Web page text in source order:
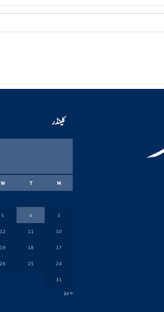
کلینڈر
M
T
W
3
4
5
10
11
12
17
18
19
24
25
26
31
« Jul